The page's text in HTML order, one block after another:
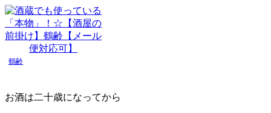
鶴齢
お酒は二十歳になってから